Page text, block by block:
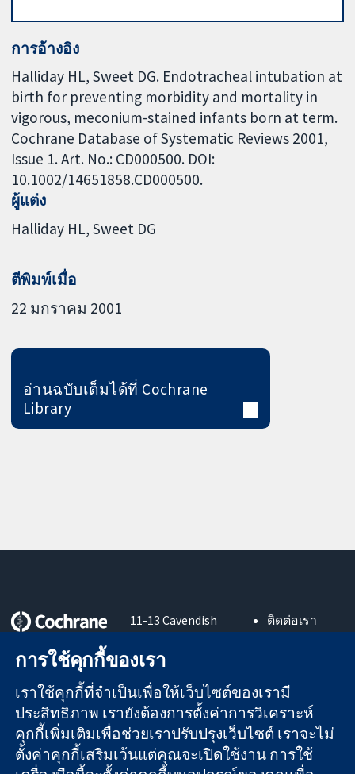
การอ้างอิง
Halliday HL, Sweet DG. Endotracheal intubation at
birth for preventing morbidity and mortality in
vigorous, meconium-stained infants born at term.
Cochrane Database of Systematic Reviews 2001,
Issue 1. Art. No.: CD000500. DOI:
10.1002/14651858.CD000500.
ผู้แต่ง
Halliday HL Sweet DG
ตีพิมพ์เมื่อ
22 มกราคม 2001
อ่านฉบับเต็มได้ที่ Cochrane
Library
หลักฐานที่เชื่อถือ
ได้
สู่การตัดสินใจ
อย่างมีข้อมูล
เพื่อสุขภาพที่ดีขึ้น
11-13 Cavendish
London
United Kingdom
ติดต่อเรา
About us
ตำแหน่งงาน
Cochrane
Library
การใช้คุกกี้ของเรา
เราใช้คุกกี้ที่จำเป็นเพื่อให้เว็บไซต์ของเรามี
ประสิทธิภาพ เรายังต้องการตั้งค่าการวิเคราะห์
คุกกี้เพิ่มเติมเพื่อช่วยเราปรับปรุงเว็บไซต์ เราจะไม่
ตั้งค่าคุกกี้เสริมเว้นแต่คุณจะเปิดใช้งาน การใช้